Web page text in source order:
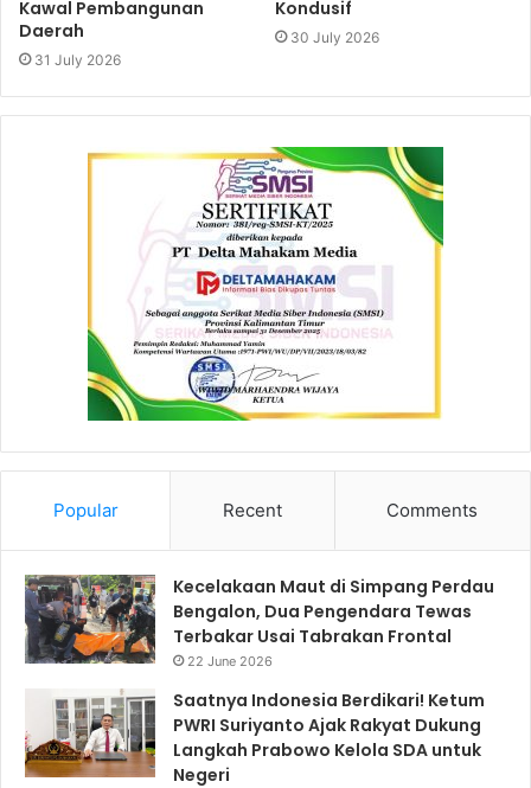
Kawal Pembangunan
Daerah
31 July 2026
Kondusif
30 July 2026
Popular Recent Comments
Kecelakaan Maut di Simpang Perdau
Bengalon, Dua Pengendara Tewas
Terbakar Usai Tabrakan Frontal
22 June 2026
Saatnya Indonesia Berdikari! Ketum
PWRI Suriyanto Ajak Rakyat Dukung
Langkah Prabowo Kelola SDA untuk
Negeri